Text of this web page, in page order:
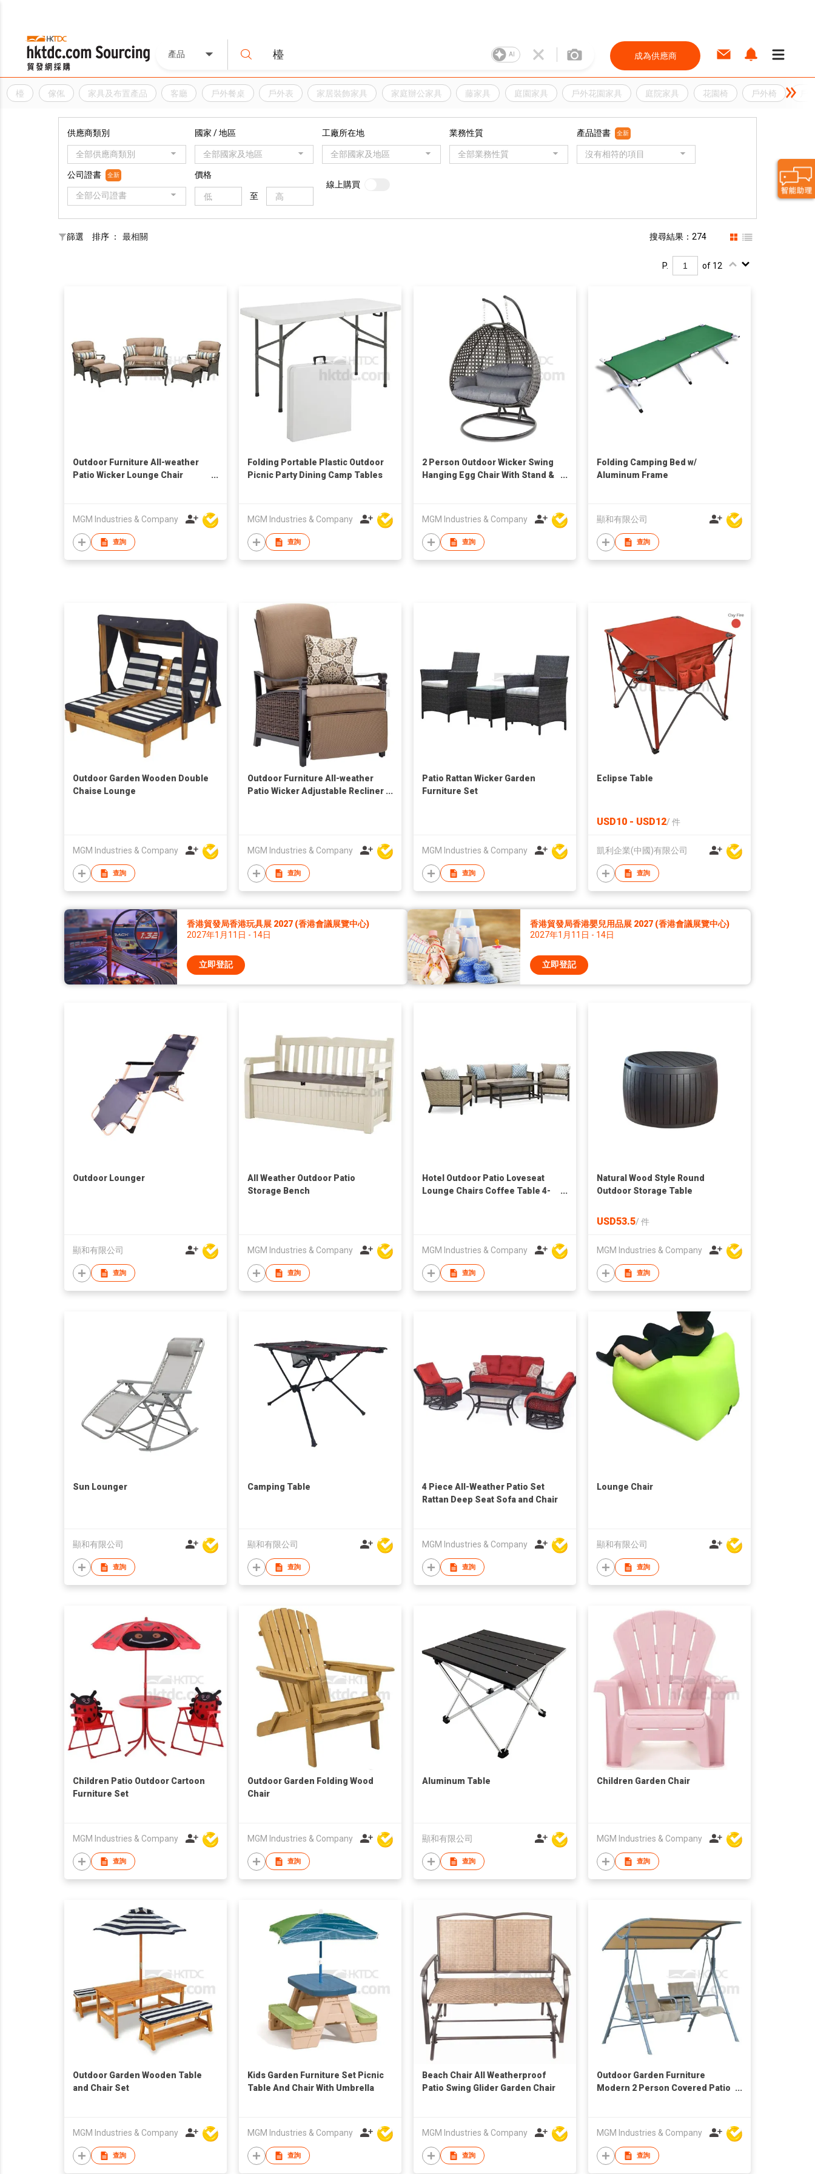
產品 AI 成為供應商
檯 傢俬 家具及布置產品 客廳 戶外餐桌 戶外表 家居裝飾家具 家庭辦公家具 藤家具 庭園家具 戶外花園家具 庭院家具 花園椅 戶外椅
供應商類別
全部供應商類別
國家 / 地區
全部國家及地區
工廠所在地
全部國家及地區
業務性質
全部業務性質
產品證書 全新
沒有相符的項目
公司證書 全新
全部公司證書
價格
至
線上購買
篩選 排序 ： 最相關 搜尋結果：274
P. of 12
Outdoor Furniture All-weather
Patio Wicker Lounge Chair
MGM Industries & Company
查詢
Folding Portable Plastic Outdoor
Picnic Party Dining Camp Tables
MGM Industries & Company
查詢
2 Person Outdoor Wicker Swing
Hanging Egg Chair With Stand &
MGM Industries & Company
查詢
Folding Camping Bed w/
Aluminum Frame
顯和有限公司
查詢
Outdoor Garden Wooden Double
Chaise Lounge
MGM Industries & Company
查詢
Outdoor Furniture All-weather
Patio Wicker Adjustable Recliner
MGM Industries & Company
查詢
Patio Rattan Wicker Garden
Furniture Set
MGM Industries & Company
查詢
Eclipse Table
USD10 - USD12/ 件
凱利企業(中國)有限公司
查詢
香港貿發局香港玩具展 2027 (香港會議展覽中心)
2027年1月11日 - 14日
立即登記
香港貿發局香港嬰兒用品展 2027 (香港會議展覽中心)
2027年1月11日 - 14日
立即登記
Outdoor Lounger
顯和有限公司
查詢
All Weather Outdoor Patio
Storage Bench
MGM Industries & Company
查詢
Hotel Outdoor Patio Loveseat
Lounge Chairs Coffee Table 4-
MGM Industries & Company
查詢
Natural Wood Style Round
Outdoor Storage Table
USD53.5/ 件
MGM Industries & Company
查詢
Sun Lounger
顯和有限公司
查詢
Camping Table
顯和有限公司
查詢
4 Piece All-Weather Patio Set
Rattan Deep Seat Sofa and Chair
MGM Industries & Company
查詢
Lounge Chair
顯和有限公司
查詢
Children Patio Outdoor Cartoon
Furniture Set
MGM Industries & Company
查詢
Outdoor Garden Folding Wood
Chair
MGM Industries & Company
查詢
Aluminum Table
顯和有限公司
查詢
Children Garden Chair
MGM Industries & Company
查詢
Outdoor Garden Wooden Table
and Chair Set
MGM Industries & Company
查詢
Kids Garden Furniture Set Picnic
Table And Chair With Umbrella
MGM Industries & Company
查詢
Beach Chair All Weatherproof
Patio Swing Glider Garden Chair
MGM Industries & Company
查詢
Outdoor Garden Furniture
Modern 2 Person Covered Patio
MGM Industries & Company
查詢